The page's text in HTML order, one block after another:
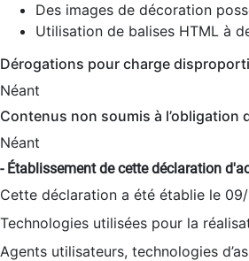
Des images de décoration
Utilisation de balises HTML à
Dérogations pour charge
Néant
Contenus non soumis à l’obligation
Néant
- Établissement de cette déclaration
Cette déclaration a été établie le
Technologies utilisées pour la
Agents utilisateurs, technologies